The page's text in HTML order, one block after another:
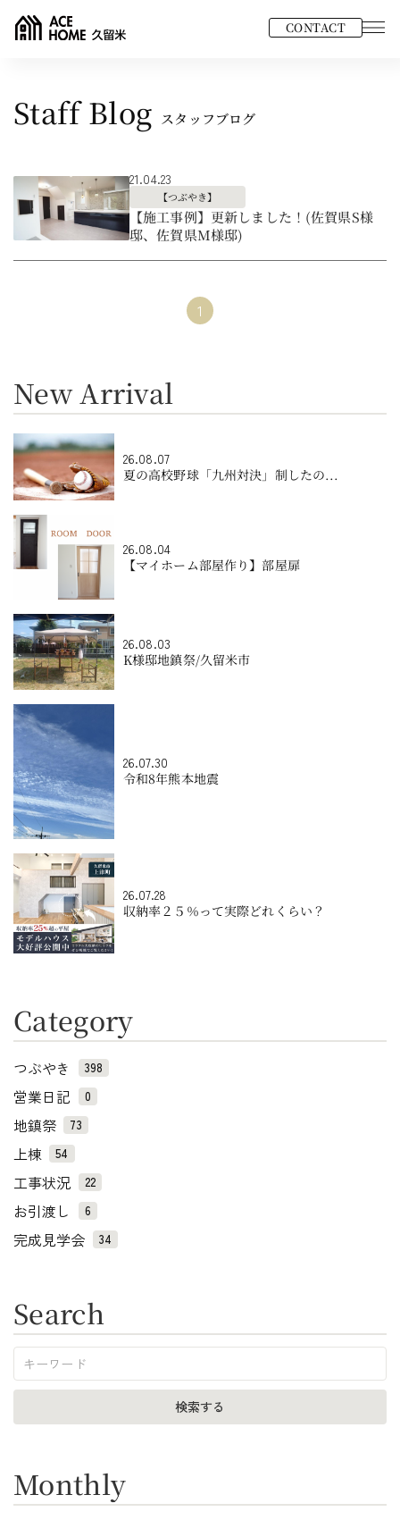
CONTACT
Staff Blog スタッフブログ
21.04.23
【つぶやき】
【施工事例】更新しました！(佐賀県S様
邸、佐賀県M様邸)
1
New Arrival
26.08.07
夏の高校野球「九州対決」制したの...
26.08.04
【マイホーム部屋作り】部屋扉
26.08.03
K様邸地鎮祭/久留米市
26.07.30
令和8年熊本地震
26.07.28
収納率２５％って実際どれくらい？
Category
つぶやき 398
営業日記 0
地鎮祭 73
上棟 54
工事状況 22
お引渡し 6
完成見学会 34
Search
Monthly